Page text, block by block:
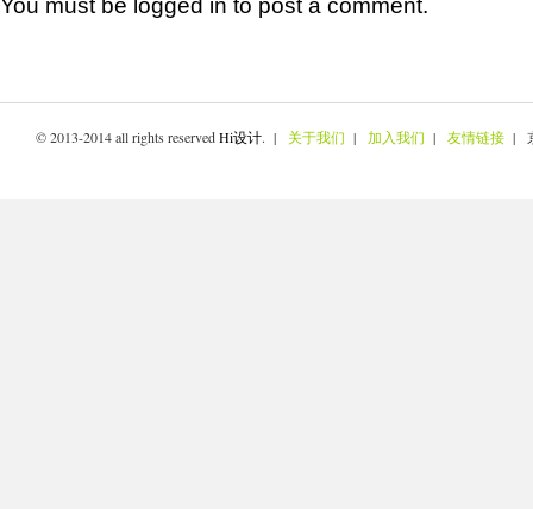
You must be logged in to post a comment.
© 2013-2014 all rights reservedHi设计. | 关于我们 | 加入我们 | 友情链接 |